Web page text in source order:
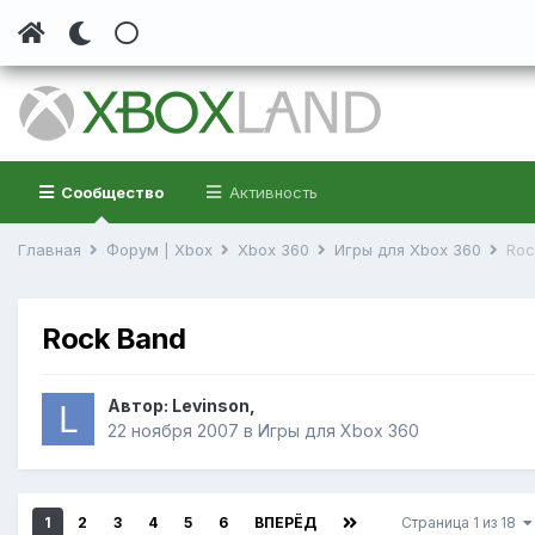
Сообщество Активность
Главная Форум | Xbox Xbox 360 Игры для Xbox 360
Rock Band
Автор: Levinson
22 ноября 2007 в Игры для Xbox 360
1 2 3 4 5 6 ВПЕРЁД Страница 1 из 18